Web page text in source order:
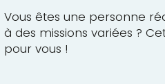
Vous êtes une personne
à des missions variées ?
pour vous !